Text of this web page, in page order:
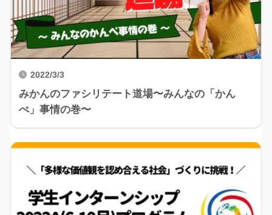
2022/3/3
みかんのファシリテート道場〜みんなの「かん
ぺ」事情の巻〜